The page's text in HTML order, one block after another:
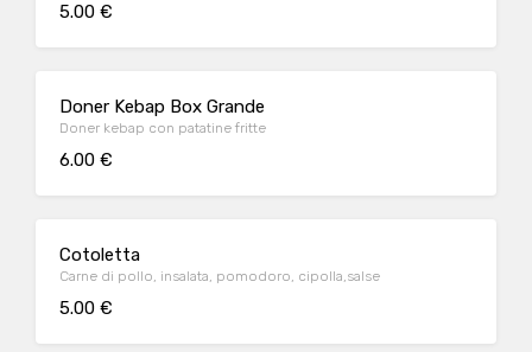
5.00 €
Doner Kebap Box Grande
Doner kebap con patatine fritte
6.00 €
Cotoletta
Carne di pollo, insalata, pomodoro, cipolla,salse
5.00 €